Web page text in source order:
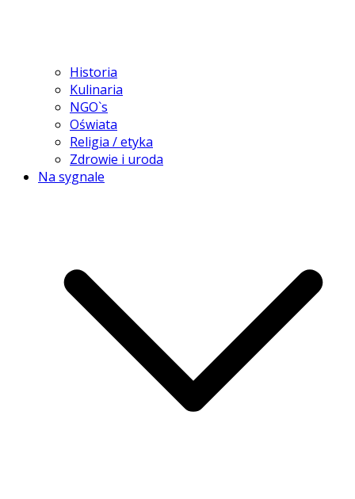
Historia
Kulinaria
NGO`s
Oświata
Religia / etyka
Zdrowie i uroda
Na sygnale